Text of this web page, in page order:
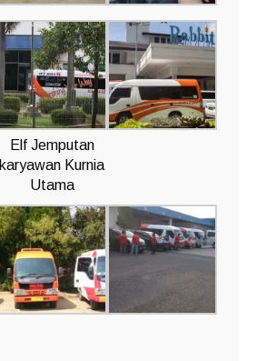
Elf Jemputan
karyawan Kurnia
Utama